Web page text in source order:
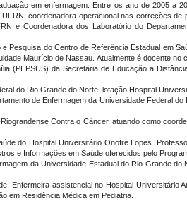
em enfermagem. Entre os ano de 2005 a
coordenadora operacional nas correções
e Coordenadora dos Laboratório do
Pesquisa do Centro de Referência Estadual em
Maurício de Nassau. Atualmente é docente
(PEPSUS) da Secretária de Educação a
do Rio Grande do Norte, lotação Hospital
de Enfermagem da Universidade Federal
Contra o Câncer, atuando como
do Hospital Universitário Onofre Lopes.
e Informações em Saúde oferecidos pelo
da Universidade Estadual do Rio Grande
Enfermeira assistencial no Hospital Universitário
em Residência Médica em Pediatria.